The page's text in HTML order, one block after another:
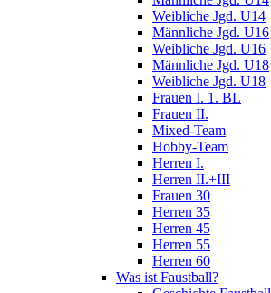
Weibliche Jgd. U14
Männliche Jgd. U16
Weibliche Jgd. U16
Männliche Jgd. U18
Weibliche Jgd. U18
Frauen I. 1. BL
Frauen II.
Mixed-Team
Hobby-Team
Herren I.
Herren II.+III
Frauen 30
Herren 35
Herren 45
Herren 55
Herren 60
Was ist Faustball?